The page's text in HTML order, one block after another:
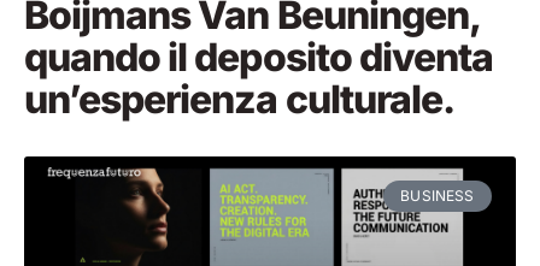
Boijmans Van Beuningen,
quando il deposito diventa
un’esperienza culturale.
BUSINESS